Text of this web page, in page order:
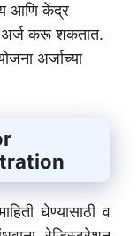
आणि केंद्र
अर्ज करू शकतात.
अर्जाच्या
घेण्यासाठी व